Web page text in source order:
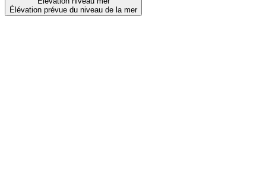
Élévation prévue du niveau de la mer